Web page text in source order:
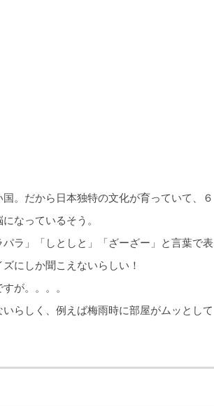
。だから日本独特の文化が育っていて、６
なっているそう。
ラ」「しとしと」「ざーざー」と言葉で表
にしか聞こえないらしい！
が。。。。
らしく、例えば梅雨時に部屋がムッとして